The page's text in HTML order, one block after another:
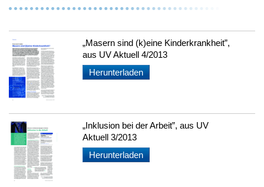
„Masern sind (k)eine Kinderkrankheit”,
aus UV Aktuell 4/2013
Herunterladen
„Inklusion bei der Arbeit”, aus UV
Aktuell 3/2013
Herunterladen